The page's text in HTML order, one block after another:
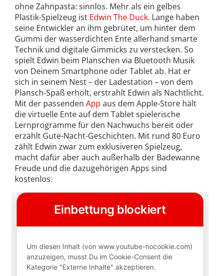
ohne Zahnpasta: sinnlos. Mehr als ein gelbes
Plastik-Spielzeug ist Edwin The Duck. Lange haben
seine Entwickler an ihm gebrütet, um hinter dem
Gummi der wasserdichten Ente allerhand smarte
Technik und digitale Gimmicks zu verstecken. So
spielt Edwin beim Planschen via Bluetooth Musik
von Deinem Smartphone oder Tablet ab. Hat er
sich in seinem Nest – der Ladestation – von dem
Plansch-Spaß erholt, erstrahlt Edwin als Nachtlicht.
Mit der passenden App aus dem Apple-Store hält
die virtuelle Ente auf dem Tablet spielerische
Lernprogramme für den Nachwuchs bereit oder
erzählt Gute-Nacht-Geschichten. Mit rund 80 Euro
zählt Edwin zwar zum exklusiveren Spielzeug,
macht dafür aber auch außerhalb der Badewanne
Freude und die dazugehörigen Apps sind
kostenlos.